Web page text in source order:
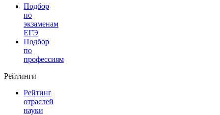
Подбор
по
экзаменам
ЕГЭ
Подбор
по
профессиям
Рейтинги
Рейтинг
отраслей
науки